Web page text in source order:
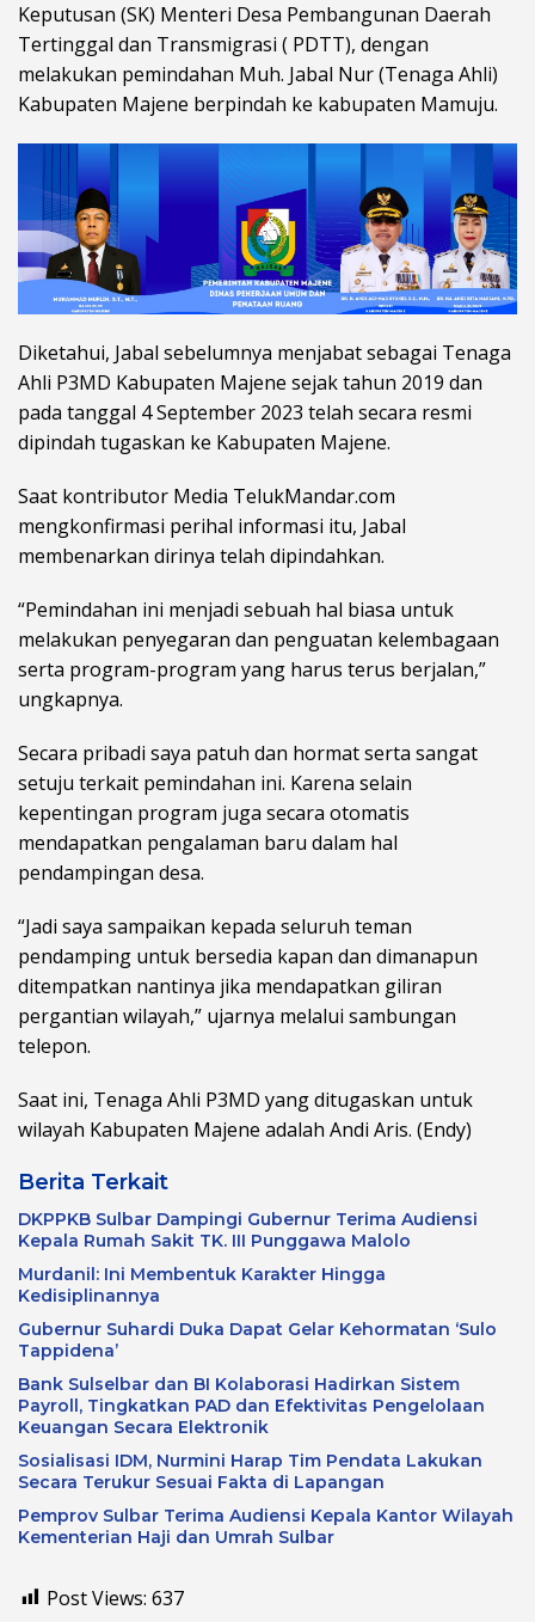
Keputusan (SK) Menteri Desa Pembangunan Daerah
Tertinggal dan Transmigrasi ( PDTT), dengan
melakukan pemindahan Muh. Jabal Nur (Tenaga Ahli)
Kabupaten Majene berpindah ke kabupaten Mamuju.
Diketahui, Jabal sebelumnya menjabat sebagai Tenaga
Ahli P3MD Kabupaten Majene sejak tahun 2019 dan
pada tanggal 4 September 2023 telah secara resmi
dipindah tugaskan ke Kabupaten Majene.
Saat kontributor Media TelukMandar.com
mengkonfirmasi perihal informasi itu, Jabal
membenarkan dirinya telah dipindahkan.
“Pemindahan ini menjadi sebuah hal biasa untuk
melakukan penyegaran dan penguatan kelembagaan
serta program-program yang harus terus berjalan,”
ungkapnya.
Secara pribadi saya patuh dan hormat serta sangat
setuju terkait pemindahan ini. Karena selain
kepentingan program juga secara otomatis
mendapatkan pengalaman baru dalam hal
pendampingan desa.
“Jadi saya sampaikan kepada seluruh teman
pendamping untuk bersedia kapan dan dimanapun
ditempatkan nantinya jika mendapatkan giliran
pergantian wilayah,” ujarnya melalui sambungan
telepon.
Saat ini, Tenaga Ahli P3MD yang ditugaskan untuk
wilayah Kabupaten Majene adalah Andi Aris. (Endy)
Berita Terkait
DKPPKB Sulbar Dampingi Gubernur Terima Audiensi
Kepala Rumah Sakit TK. III Punggawa Malolo
Murdanil: Ini Membentuk Karakter Hingga
Kedisiplinannya
Gubernur Suhardi Duka Dapat Gelar Kehormatan ‘Sulo
Tappidena’
Bank Sulselbar dan BI Kolaborasi Hadirkan Sistem
Payroll, Tingkatkan PAD dan Efektivitas Pengelolaan
Keuangan Secara Elektronik
Sosialisasi IDM, Nurmini Harap Tim Pendata Lakukan
Secara Terukur Sesuai Fakta di Lapangan
Pemprov Sulbar Terima Audiensi Kepala Kantor Wilayah
Kementerian Haji dan Umrah Sulbar
Post Views: 637